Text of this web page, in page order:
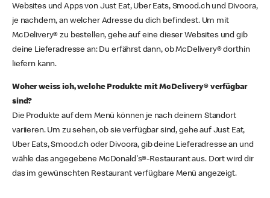
Websites und Apps von Just Eat, Uber Eats, Smood.ch und Divoora,
je nachdem, an welcher Adresse du dich befindest. Um mit
McDelivery® zu bestellen, gehe auf eine dieser Websites und gib
deine Lieferadresse an: Du erfährst dann, ob McDelivery® dorthin
liefern kann.
Woher weiss ich, welche Produkte mit McDelivery® verfügbar
sind?
Die Produkte auf dem Menü können je nach deinem Standort
variieren. Um zu sehen, ob sie verfügbar sind, gehe auf Just Eat,
Uber Eats, Smood.ch oder Divoora, gib deine Lieferadresse an und
wähle das angegebene McDonald's®-Restaurant aus. Dort wird dir
das im gewünschten Restaurant verfügbare Menü angezeigt.